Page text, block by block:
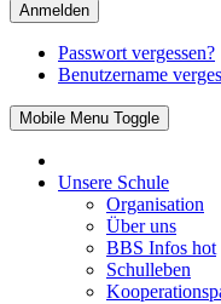
Anmelden
Passwort vergessen?
Benutzername
Mobile Menu Toggle
Unsere Schule
Organisation
Über uns
BBS Infos hot
Schulleben